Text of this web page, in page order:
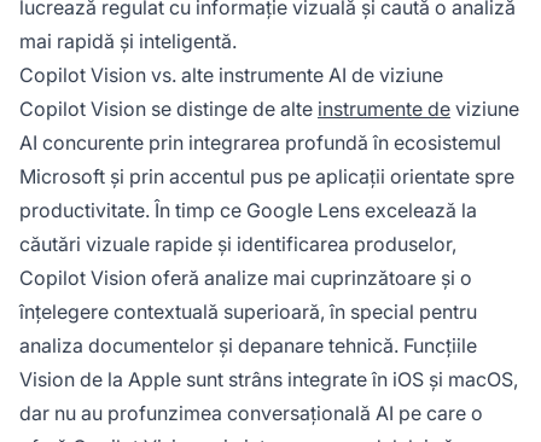
lucrează regulat cu informație vizuală și caută o analiză
mai rapidă și inteligentă.
Copilot Vision vs. alte instrumente AI de viziune
Copilot Vision se distinge de alte instrumente de viziune
AI concurente prin integrarea profundă în ecosistemul
Microsoft și prin accentul pus pe aplicații orientate spre
productivitate. În timp ce Google Lens excelează la
căutări vizuale rapide și identificarea produselor,
Copilot Vision oferă analize mai cuprinzătoare și o
înțelegere contextuală superioară, în special pentru
analiza documentelor și depanare tehnică. Funcțiile
Vision de la Apple sunt strâns integrate în iOS și macOS,
dar nu au profunzimea conversațională AI pe care o